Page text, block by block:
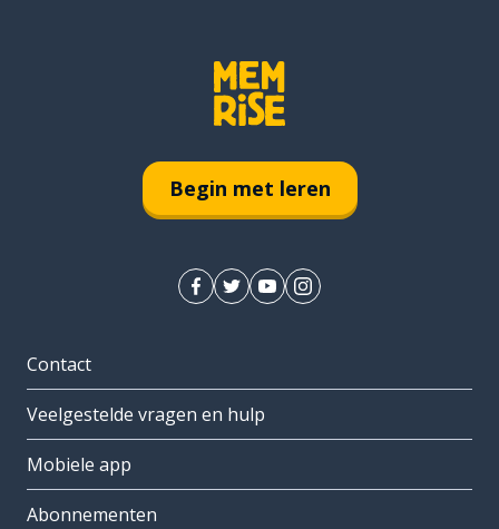
Begin met leren
Contact
Veelgestelde vragen en hulp
Mobiele app
Abonnementen